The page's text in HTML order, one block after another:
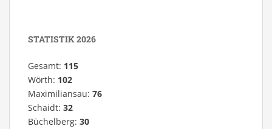
STATISTIK 2026
Gesamt: 115
Wörth: 102
Maximiliansau: 76
Schaidt: 32
Büchelberg: 30